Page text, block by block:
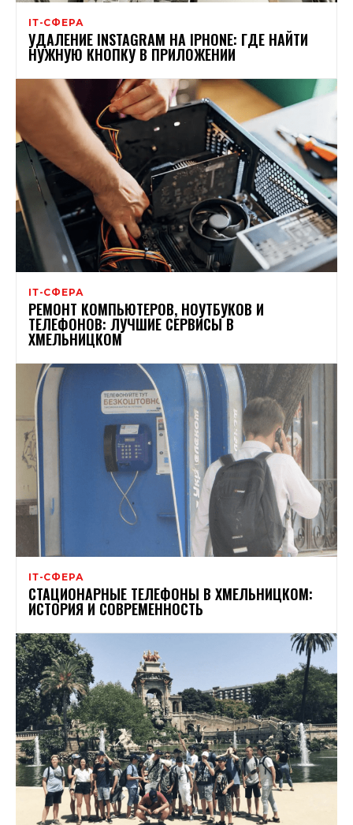
ІТ-СФЕРА
УДАЛЕНИЕ INSTAGRAM НА IPHONE: ГДЕ НАЙТИ
НУЖНУЮ КНОПКУ В ПРИЛОЖЕНИИ
ІТ-СФЕРА
РЕМОНТ КОМПЬЮТЕРОВ, НОУТБУКОВ И
ТЕЛЕФОНОВ: ЛУЧШИЕ СЕРВИСЫ В
ХМЕЛЬНИЦКОМ
ІТ-СФЕРА
СТАЦИОНАРНЫЕ ТЕЛЕФОНЫ В ХМЕЛЬНИЦКОМ:
ИСТОРИЯ И СОВРЕМЕННОСТЬ